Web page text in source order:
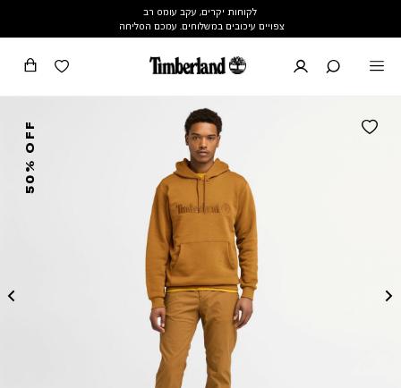
לקוחות יקרים, עקב עומס רב
צפויים עיכובים במשלוחים. עמכם הסליחה
50% OFF